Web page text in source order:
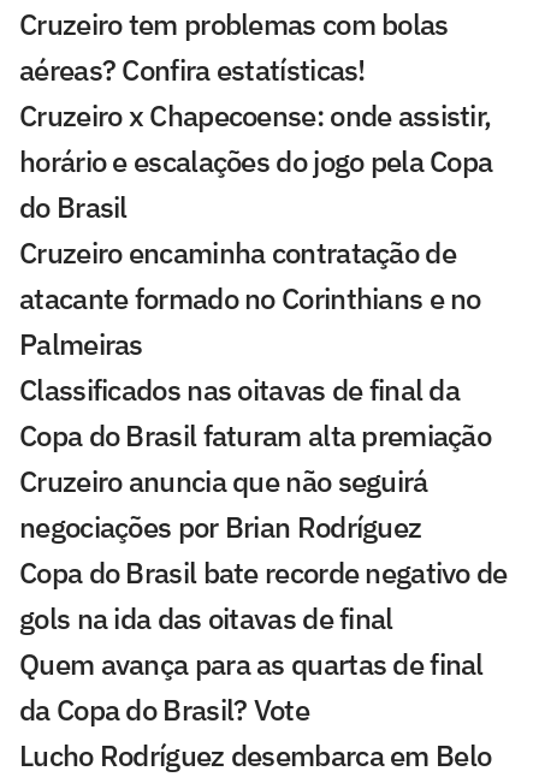
Cruzeiro tem problemas com bolas
aéreas? Confira estatísticas!
Cruzeiro x Chapecoense: onde assistir,
horário e escalações do jogo pela Copa
do Brasil
Cruzeiro encaminha contratação de
atacante formado no Corinthians e no
Palmeiras
Classificados nas oitavas de final da
Copa do Brasil faturam alta premiação
Cruzeiro anuncia que não seguirá
negociações por Brian Rodríguez
Copa do Brasil bate recorde negativo de
gols na ida das oitavas de final
Quem avança para as quartas de final
da Copa do Brasil? Vote
Lucho Rodríguez desembarca em Belo